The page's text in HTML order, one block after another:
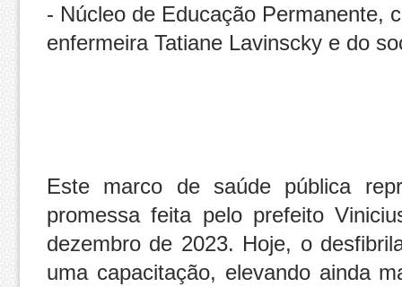
- Núcleo de Educação Permanente,
enfermeira Tatiane Lavinscky e do
Este marco de saúde pública
promessa feita pelo prefeito
dezembro de 2023. Hoje, o
uma capacitação, elevando ainda